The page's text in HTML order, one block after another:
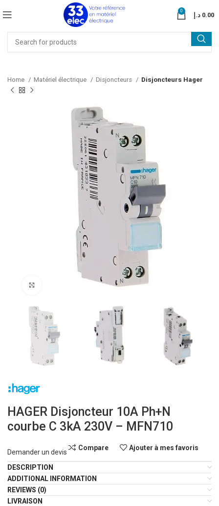
0
0.00 د.إ
Home Matériel électrique Disjoncteurs Disjoncteurs Hager
HAGER Disjoncteur 10A Ph+N
courbe C 3kA 230V – MFN710
Demander un devis
Compare Ajouter à mes favoris
DESCRIPTION
ADDITIONAL INFORMATION
REVIEWS (0)
LIVRAISON